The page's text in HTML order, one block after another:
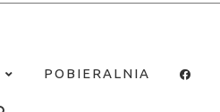
POBIERALNIA